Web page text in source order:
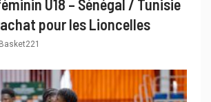
U18 – Sénégal / Tunisie
pour les Lioncelles
Basket221